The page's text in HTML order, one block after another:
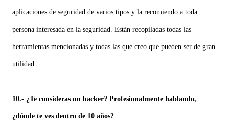
aplicaciones de seguridad de varios tipos y la recomiendo a toda
persona interesada en la seguridad. Están recopiladas todas las
herramientas mencionadas y todas las que creo que pueden ser de gran
utilidad.
10.- ¿Te consideras un hacker? Profesionalmente hablando,
¿dónde te ves dentro de 10 años?